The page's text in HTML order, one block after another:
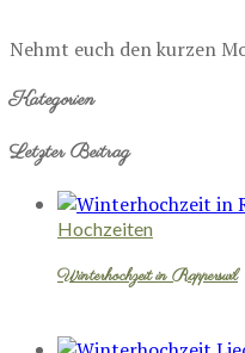
Nehmt euch den kurzen
Kategorien
Letzter Beitrag
Hochzeiten
Winterhochzeit in Rapperswil